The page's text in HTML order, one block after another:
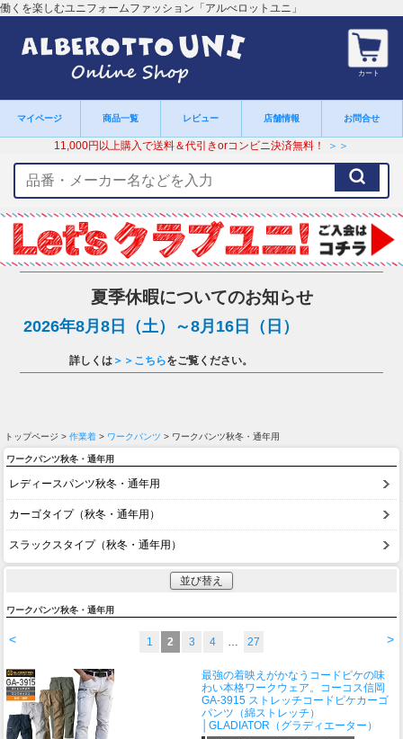
働くを楽しむユニフォームファッション「アルべロットユニ」
カート
マイページ 商品一覧 レビュー 店舗情報 お問合せ
11,000円以上購入で送料＆代引きorコンビニ決済無料！ ＞＞
ー
ワ
ー
ド
夏季休暇についてのお知らせ
2026年8月8日（土）～8月16日（日）
詳しくは ＞＞こちらをご覧ください。
トップページ > 作業着 > ワークパンツ > ワークパンツ秋冬・通年用
ワークパンツ秋冬・通年用
レディースパンツ秋冬・通年用
カーゴタイプ（秋冬・通年用）
スラックスタイプ（秋冬・通年用）
並び替え
ワークパンツ秋冬・通年用
< >
1 2 3 4 … 27
最強の着映えがかなうコードピケの味
わい本格ワークウェア。 コーコス信岡
GA-3915 ストレッチコードピケカーゴ
パンツ（綿ストレッチ）
│GLADIATOR（グラディエーター）